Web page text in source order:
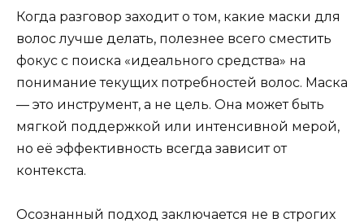
Когда разговор заходит о том, какие маски для
волос лучше делать, полезнее всего сместить
фокус с поиска «идеального средства» на
понимание текущих потребностей волос. Маска
— это инструмент, а не цель. Она может быть
мягкой поддержкой или интенсивной мерой,
но её эффективность всегда зависит от
контекста.
Осознанный подход заключается не в строгих